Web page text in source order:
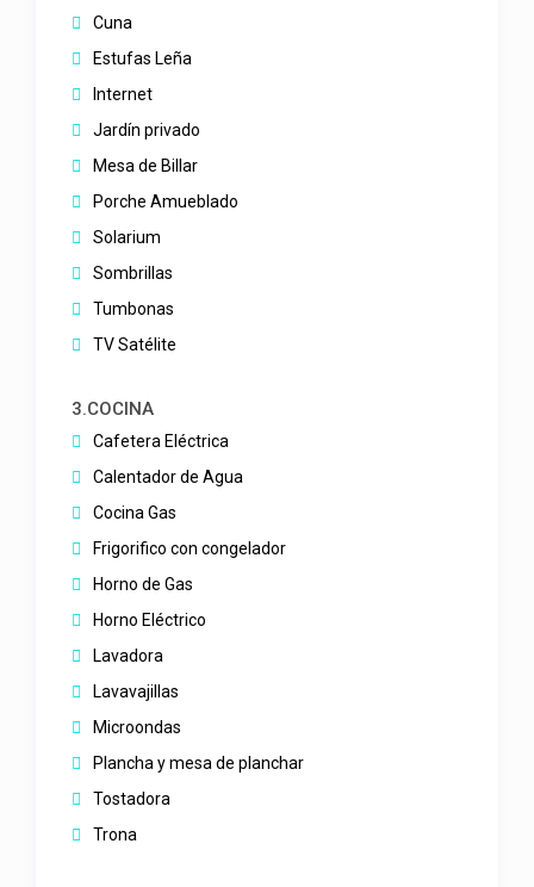
Cuna
Estufas Leña
Internet
Jardín privado
Mesa de Billar
Porche Amueblado
Solarium
Sombrillas
Tumbonas
TV Satélite
3.COCINA
Cafetera Eléctrica
Calentador de Agua
Cocina Gas
Frigorifico con congelador
Horno de Gas
Horno Eléctrico
Lavadora
Lavavajillas
Microondas
Plancha y mesa de planchar
Tostadora
Trona